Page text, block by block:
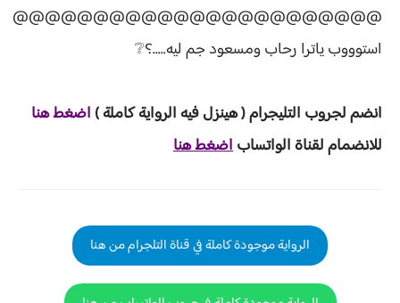
@@@@@@@@@@@@@@@@@@@@@@@
استوووب ياترا رحاب ومسعود جم ليه.....؟❔
انضم لجروب التليجرام ( هينزل فيه الرواية كاملة ) اضغط هنا
للانضمام لقناة الواتساباضغط هنا
الرواية موجودة كاملة في قناة التلجرام من هنا